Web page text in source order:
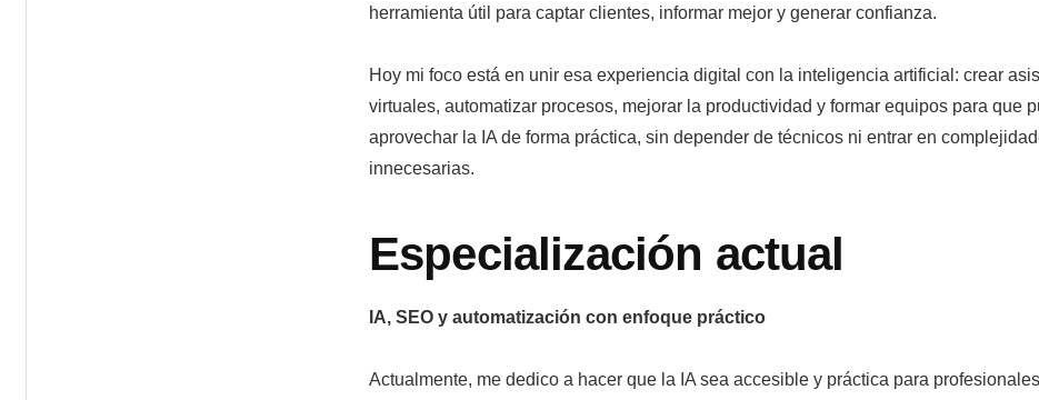
herramienta útil para captar clientes, informar mejor y generar confianza.
Hoy mi foco está en unir esa experiencia digital con la inteligencia artificial: crear
virtuales, automatizar procesos, mejorar la productividad y formar equipos para que
aprovechar la IA de forma práctica, sin depender de técnicos ni entrar en
innecesarias.
Especialización actual
IA, SEO y automatización con enfoque práctico
Actualmente, me dedico a hacer que la IA sea accesible y práctica para